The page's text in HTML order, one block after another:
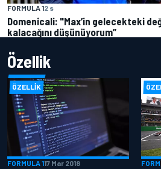
FORMULA 12 s
Domenicali: "Max’in gelecekteki
kalacağını düşünüyorum”
Özellik
ÖZELLIK
FORMULA 117 Mar 2018